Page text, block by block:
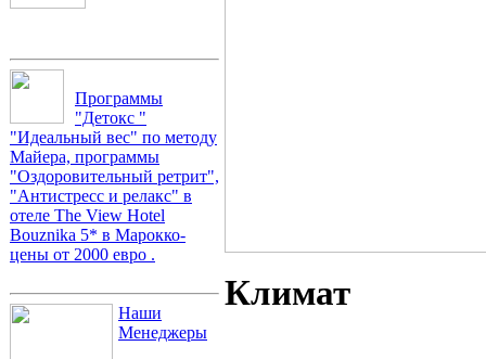
Программы
"Детокс "
"Идеальный вес" по методу
Майера, программы
"Оздоровительный ретрит",
"Антистресс и релакс" в
отеле The View Hotel
Bouznika 5* в Марокко-
цены от 2000 евро .
Наши
Менеджеры
Климат